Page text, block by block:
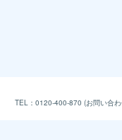
TEL：0120-400-870 (お問い合